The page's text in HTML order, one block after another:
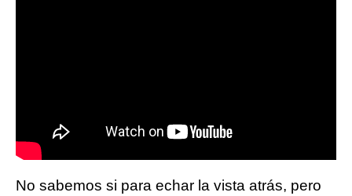
No sabemos si para echar la vista atrás, pero